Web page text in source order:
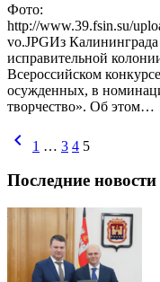
Фото:
http://www.39.fsin.su/
vo.JPGИз
исправительной
Всероссийском
осужденных, в
творчество». Об этом…
chevron_left 1 … 3 4 5
Последние новости